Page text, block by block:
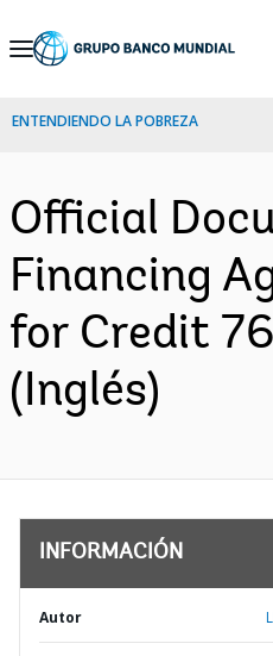
Skip
Navigation
ENTENDIENDO LA POBREZA
Official
Financing
for Credit
(Inglés)
INFORMACIÓN
Autor